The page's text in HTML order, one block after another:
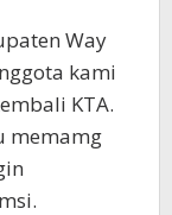
Way
kami
KTA.
memamg